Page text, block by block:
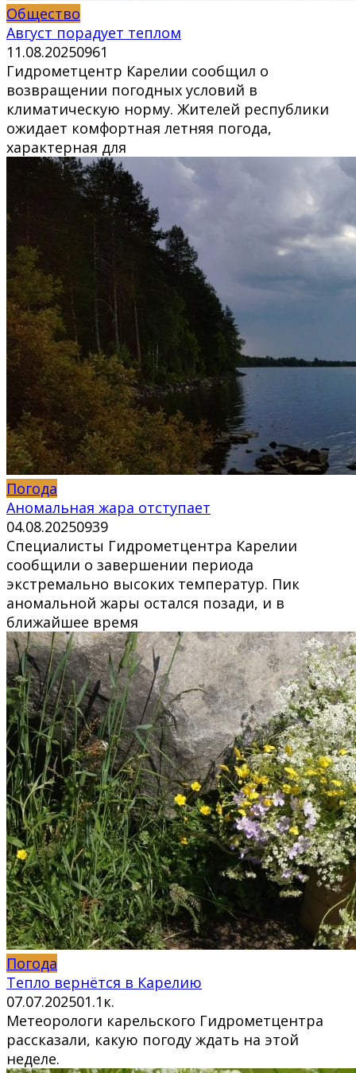
Общество
Август порадует теплом
11.08.20250961
Гидрометцентр Карелии сообщил о
возвращении погодных условий в
климатическую норму. Жителей республики
ожидает комфортная летняя погода,
характерная для
Погода
Аномальная жара отступает
04.08.20250939
Специалисты Гидрометцентра Карелии
сообщили о завершении периода
экстремально высоких температур. Пик
аномальной жары остался позади, и в
ближайшее время
Погода
Тепло вернётся в Карелию
07.07.202501.1к.
Метеорологи карельского Гидрометцентра
рассказали, какую погоду ждать на этой
неделе.